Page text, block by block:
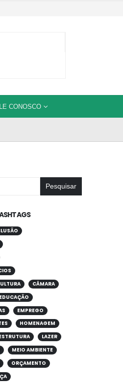
CONOSCO
Pesquisar
CÂMARA
EDUCAÇÃO
EMPREGO
HOMENAGEM
LAZER
MEIO AMBIENTE
ORÇAMENTO